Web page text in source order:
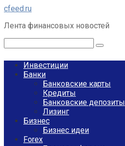
Перейти
контенту
cfeed.ru
Лента финансовых новостей
Инвестиции
Банки
Банковские карты
Кредиты
Банковские депозиты
Лизинг
Бизнес
Бизнес идеи
Forex